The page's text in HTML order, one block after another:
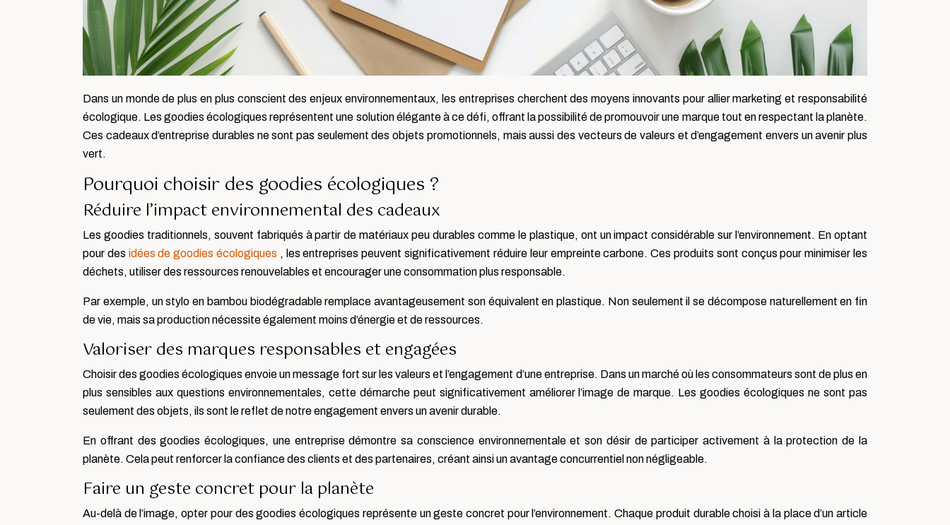
Dans un monde de plus en plus conscient des enjeux environnementaux, les entreprises cherchent des moyens innovants pour allier marketing et responsabilité
écologique. Les goodies écologiques représentent une solution élégante à ce défi, offrant la possibilité de promouvoir une marque tout en respectant la planète.
Ces cadeaux d’entreprise durables ne sont pas seulement des objets promotionnels, mais aussi des vecteurs de valeurs et d’engagement envers un avenir plus
vert.
Pourquoi choisir des goodies écologiques ?
Réduire l’impact environnemental des cadeaux
Les goodies traditionnels, souvent fabriqués à partir de matériaux peu durables comme le plastique, ont un impact considérable sur l’environnement. En optant
pour des idées de goodies écologiques , les entreprises peuvent significativement réduire leur empreinte carbone. Ces produits sont conçus pour minimiser les
déchets, utiliser des ressources renouvelables et encourager une consommation plus responsable.
Par exemple, un stylo en bambou biodégradable remplace avantageusement son équivalent en plastique. Non seulement il se décompose naturellement en fin
de vie, mais sa production nécessite également moins d’énergie et de ressources.
Valoriser des marques responsables et engagées
Choisir des goodies écologiques envoie un message fort sur les valeurs et l’engagement d’une entreprise. Dans un marché où les consommateurs sont de plus en
plus sensibles aux questions environnementales, cette démarche peut significativement améliorer l’image de marque. Les goodies écologiques ne sont pas
seulement des objets, ils sont le reflet de notre engagement envers un avenir durable.
En offrant des goodies écologiques, une entreprise démontre sa conscience environnementale et son désir de participer activement à la protection de la
planète. Cela peut renforcer la confiance des clients et des partenaires, créant ainsi un avantage concurrentiel non négligeable.
Faire un geste concret pour la planète
Au-delà de l’image, opter pour des goodies écologiques représente un geste concret pour l’environnement. Chaque produit durable choisi à la place d’un article